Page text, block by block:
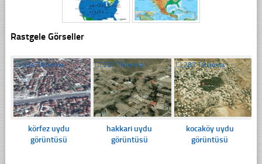
Rastgele Görseller
☐354 Tıklanma
körfez uydu
görüntüsü
☐257 Tıklanma
hakkari uydu
görüntüsü
☐287 Tıklanma
kocaköy uydu
görüntüsü